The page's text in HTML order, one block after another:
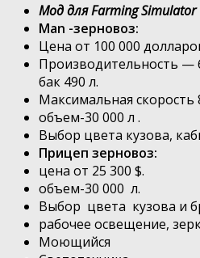
Мод для Farming Simulator
Man -зерновоз:
Цена от 100 000
Производительность —
бак 490 л.
Максимальная скорость
объем-30 000 л .
Выбор цвета кузова,
Прицеп зерновоз:
цена от 25 300 $.
объем-30 000 л.
Выбор цвета кузова и
рабочее освещение,
Моющийся